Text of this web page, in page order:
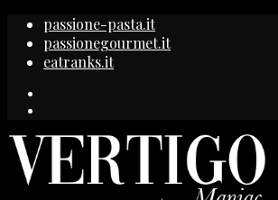
passione-pasta.it
passionegourmet.it
eatranks.it